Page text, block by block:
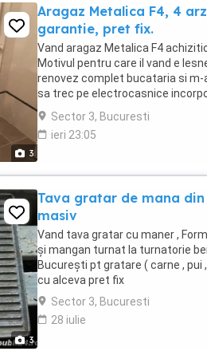
3
Aragaz Metalica F4, 4
garantie, pret fix.
Vand aragaz Metalica F4
Motivul pentru care il vand e
renovez complet bucataria si m-
sa trec pe electrocasnice
Aragazul a fost montat, cu acte, ...
Sector 3, Bucuresti
ieri 23:05
3
Tava gratar de mana
masiv
Vand tava gratar cu maner ,
și mangan turnat la turnatorie
București pt gratare ( carne ,
cu alceva pret fix
Sector 3, Bucuresti
28 iulie